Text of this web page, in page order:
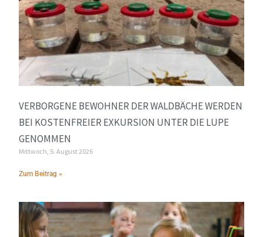
VERBORGENE BEWOHNER DER WALDBÄCHE WERDEN
BEI KOSTENFREIER EXKURSION UNTER DIE LUPE
GENOMMEN
Mittwoch, 5. August 2026
Zum Beitrag »